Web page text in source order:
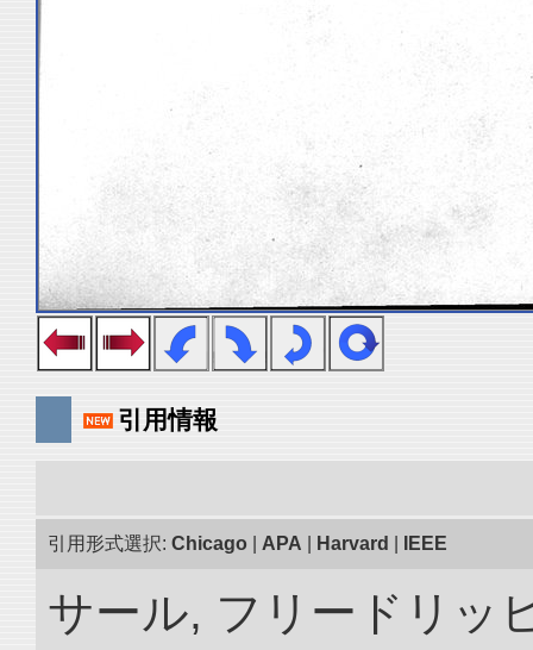
引用情報
引用形式選択: Chicago APA Harvard IEEE
サール, フリードリッ